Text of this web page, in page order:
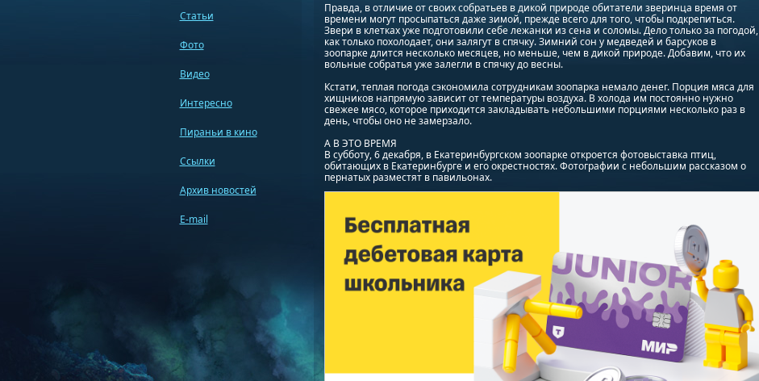
Правда, в отличие от своих собратьев в дикой природе обитатели зверинца время от
времени могут просыпаться даже зимой, прежде всего для того, чтобы подкрепиться.
Звери в клетках уже подготовили себе лежанки из сена и соломы. Дело только за погодой,
как только похолодает, они залягут в спячку. Зимний сон у медведей и барсуков в
зоопарке длится несколько месяцев, но меньше, чем в дикой природе. Добавим, что их
вольные собратья уже залегли в спячку до весны.
Кстати, теплая погода сэкономила сотрудникам зоопарка немало денег. Порция мяса для
хищников напрямую зависит от температуры воздуха. В холода им постоянно нужно
свежее мясо, которое приходится закладывать небольшими порциями несколько раз в
день, чтобы оно не замерзало.
А В ЭТО ВРЕМЯ
В субботу, 6 декабря, в Екатеринбургском зоопарке откроется фотовыставка птиц,
обитающих в Екатеринбурге и его окрестностях. Фотографии с небольшим рассказом о
пернатых разместят в павильонах.
Статьи
Фото
Видео
Интересно
Пираньи в кино
Ссылки
Архив новостей
E-mail